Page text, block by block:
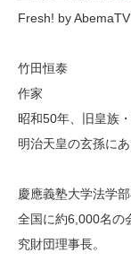
Fresh! by AbemaTV
竹田恒泰
作家
昭和50年、旧皇族
明治天皇の玄孫にあ
慶應義塾大学法学
全国に約6,000名の
究財団理事長。